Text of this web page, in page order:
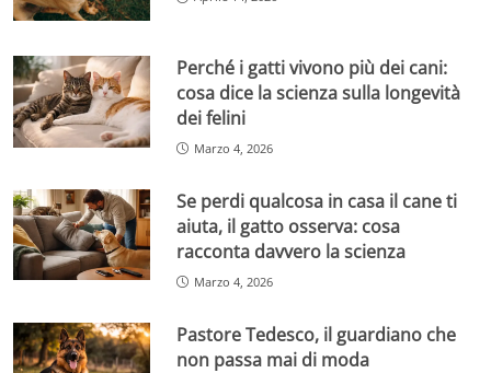
Perché i gatti vivono più dei cani:
cosa dice la scienza sulla longevità
dei felini
Marzo 4, 2026
Se perdi qualcosa in casa il cane ti
aiuta, il gatto osserva: cosa
racconta davvero la scienza
Marzo 4, 2026
Pastore Tedesco, il guardiano che
non passa mai di moda